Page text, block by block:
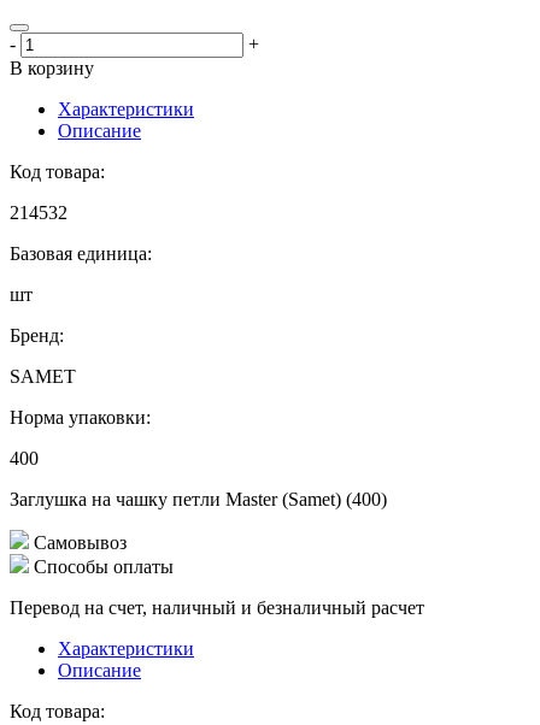
-
+
В корзину
Характеристики
Описание
Код товара:
214532
Базовая единица:
шт
Бренд:
SAMET
Норма упаковки:
400
Заглушка на чашку петли Master (Samet) (400)
Самовывоз
Способы оплаты
Перевод на счет, наличный и безналичный расчет
Характеристики
Описание
Код товара: